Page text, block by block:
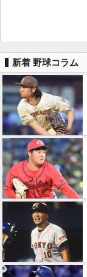
新着 野球コラム